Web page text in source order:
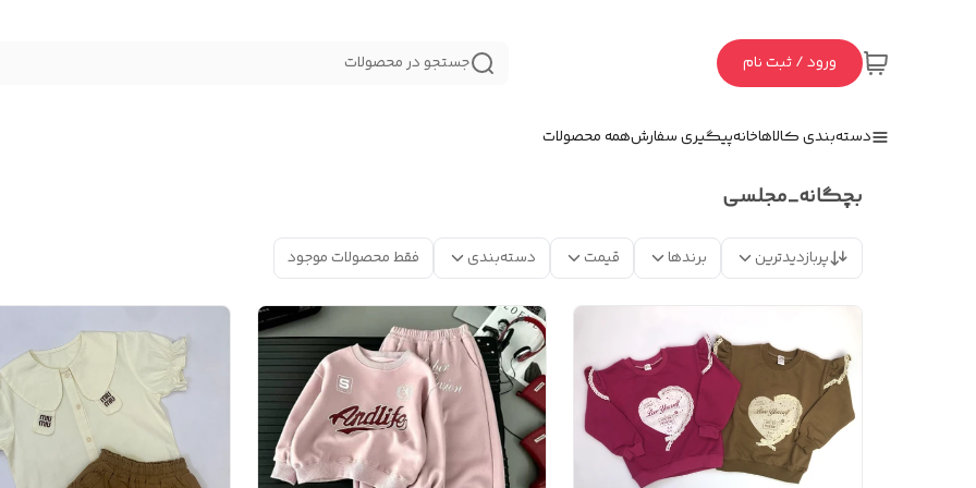
ورود / ثبت نام جستجو در محصولات
دسته‌بندی کالاهاخانهپیگیری سفارشهمه محصولات
بچگانه_مجلسی
پربازدیدترین برندها قیمت دسته‌بندی فقط محصولات موجود